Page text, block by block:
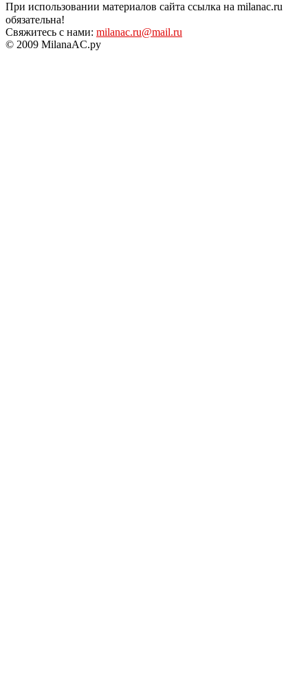
При использовании материалов сайта ссылка на milanac.ru
обязательна!
Свяжитесь с нами: milanac.ru@mail.ru
© 2009 MilanaAC.ру